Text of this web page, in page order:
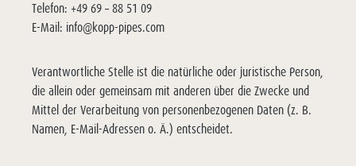
Telefon: +49 69 – 88 51 09
E-Mail: info@kopp-pipes.com
Verantwortliche Stelle ist die natürliche oder juristische Person,
die allein oder gemeinsam mit anderen über die Zwecke und
Mittel der Verarbeitung von personenbezogenen Daten (z. B.
Namen, E-Mail-Adressen o. Ä.) entscheidet.